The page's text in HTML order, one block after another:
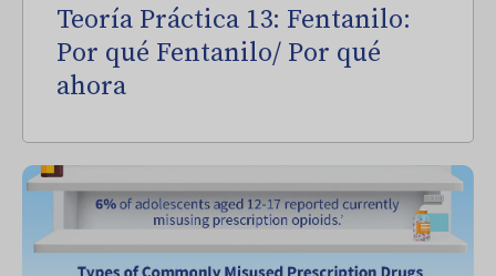
Teoría Práctica 13: Fentanilo:
Por qué Fentanilo/ Por qué
ahora